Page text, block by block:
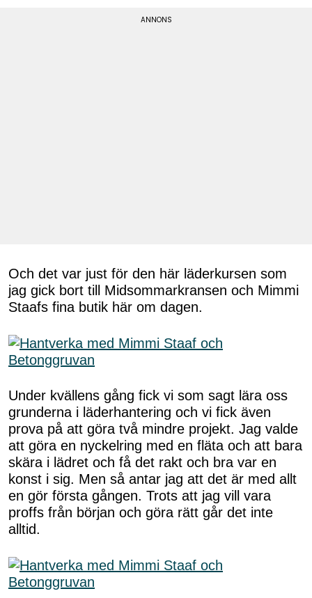
Och det var just för den här läderkursen som
jag gick bort till Midsommarkransen och Mimmi
Staafs fina butik här om dagen.
Under kvällens gång fick vi som sagt lära oss
grunderna i läderhantering och vi fick även
prova på att göra två mindre projekt. Jag valde
att göra en nyckelring med en fläta och att bara
skära i lädret och få det rakt och bra var en
konst i sig. Men så antar jag att det är med allt
en gör första gången. Trots att jag vill vara
proffs från början och göra rätt går det inte
alltid.